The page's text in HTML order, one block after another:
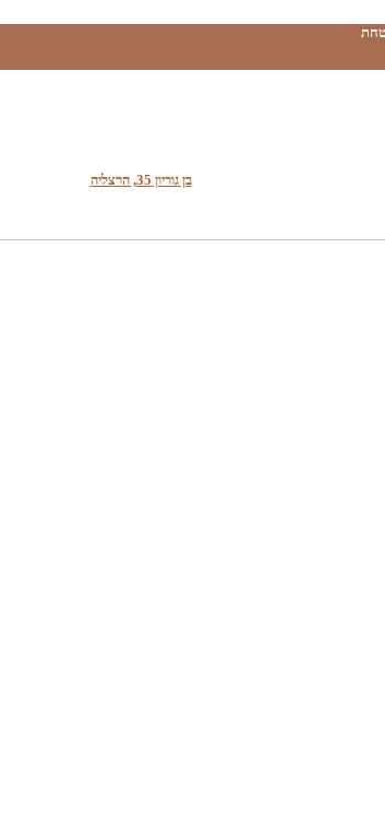
בן גוריון 35, הרצליה